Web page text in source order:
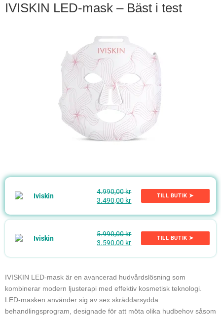
IVISKIN LED-mask – Bäst i test
4.990,00 kr
3.490,00 kr
TILL BUTIK ➤
5.990,00 kr
3.590,00 kr
TILL BUTIK ➤
IVISKIN LED-mask är en avancerad hudvårdslösning som
kombinerar modern ljusterapi med effektiv kosmetisk teknologi.
LED-masken använder sig av sex skräddarsydda
behandlingsprogram, designade för att möta olika hudbehov såsom